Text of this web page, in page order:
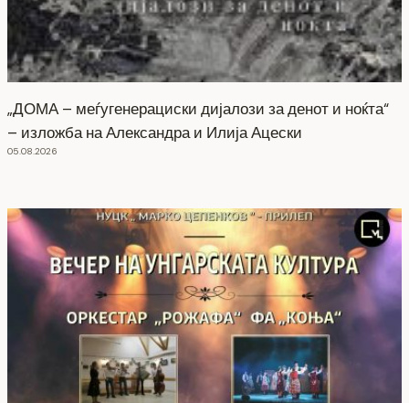
„ДОМА – меѓугенерациски дијалози за денот и ноќта“
– изложба на Александра и Илија Ацески
05.08.2026